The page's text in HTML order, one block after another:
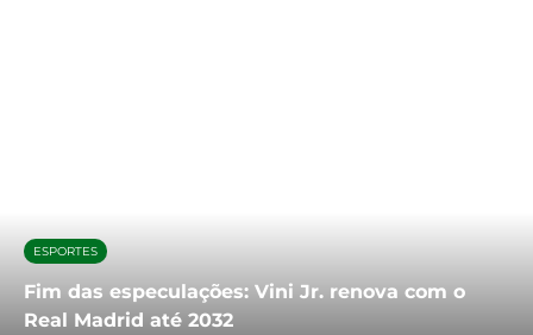
ESPORTES
Fim das especulações: Vini Jr. renova com o
Real Madrid até 2032